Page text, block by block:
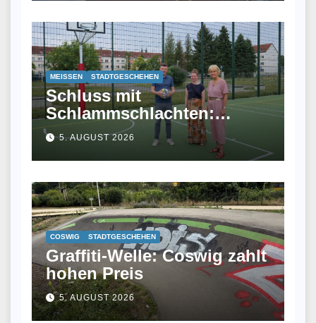
MEISSEN STADTGESCHEHEN
Schluss mit
Schlammschlachten:
Meißen eröffnet
Allwetterplatz
5. AUGUST 2026
COSWIG STADTGESCHEHEN
Graffiti-Welle: Coswig zahlt
hohen Preis
5. AUGUST 2026